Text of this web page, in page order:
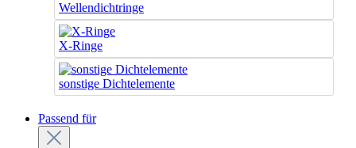
Wellendichtringe
X-Ringe
sonstige Dichtelemente
Passend für